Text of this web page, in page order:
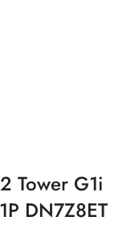
Tower G1i
DN7Z8ET